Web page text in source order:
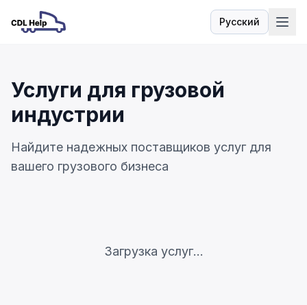
Русский
Язык
Услуги для грузовой
индустрии
Найдите надежных поставщиков услуг для
вашего грузового бизнеса
Загрузка услуг...